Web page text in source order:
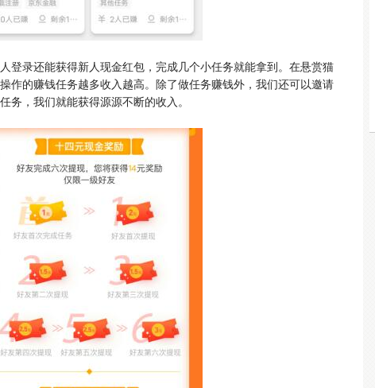
登录还能获得新人现金红包，完成几个小任务就能拿到。在悬赏猫
作的赚钱任务越多收入越高。除了做任务赚钱外，我们还可以邀请
务，我们就能获得源源不断的收入。